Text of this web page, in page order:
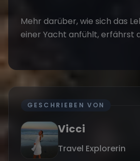
Mehr darüber, wie sich das
einer Yacht anfühlt, erfährst
GESCHRIEBEN VON
Vicci
Travel Explorerin